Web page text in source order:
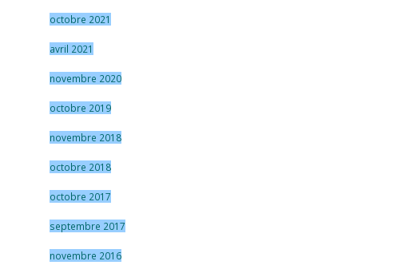
octobre 2021
avril 2021
novembre 2020
octobre 2019
novembre 2018
octobre 2018
octobre 2017
septembre 2017
novembre 2016